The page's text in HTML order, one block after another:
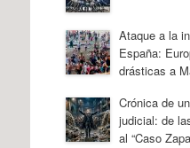
Ataque a la
España:
drásticas a
Crónica de
judicial: de
al “Caso